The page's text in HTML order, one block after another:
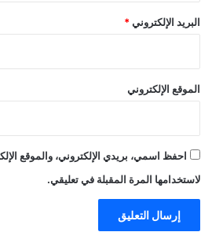
البريد الإلكتروني *
الموقع الإلكتروني
احفظ اسمي، بريدي الإلكتروني، والموقع
لاستخدامها المرة المقبلة في تعليقي.